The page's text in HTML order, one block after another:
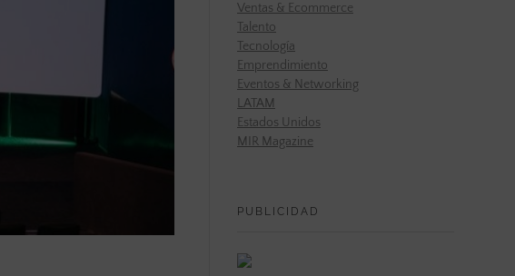
Ventas & Ecommerce
Talento
Tecnología
Emprendimiento
Eventos & Networking
LATAM
Estados Unidos
MIR Magazine
PUBLICIDAD